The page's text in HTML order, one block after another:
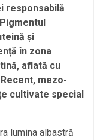
responsabilă
și
în zona
aflată cu
mezo-
cultivate special
lumina albastră